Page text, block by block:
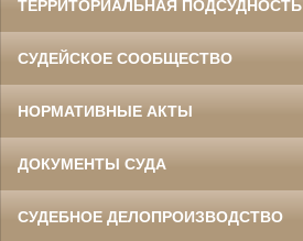
ТЕРРИТОРИАЛЬНАЯ ПОДСУДНОСТЬ
СУДЕЙСКОЕ СООБЩЕСТВО
НОРМАТИВНЫЕ АКТЫ
ДОКУМЕНТЫ СУДА
СУДЕБНОЕ ДЕЛОПРОИЗВОДСТВО